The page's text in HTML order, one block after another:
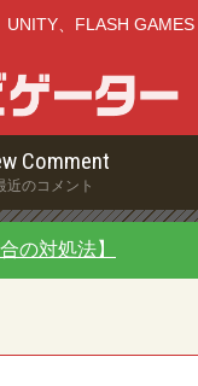
、FLASH GAMES
Comment
近のコメント
の対処法】